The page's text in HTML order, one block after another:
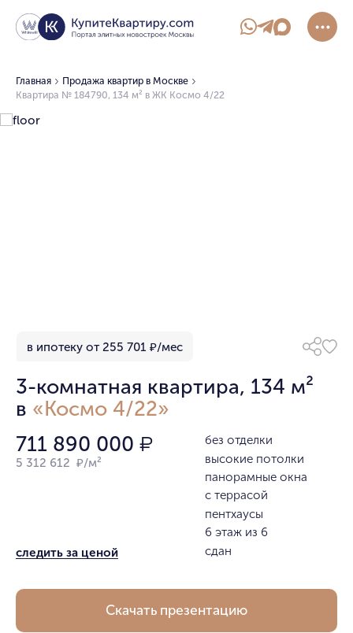
Главная
Продажа квартир в Москве
Квартира № 184790, 134 м² в ЖК Космо 4/22
3-комнатная квартира, 134 м²
в «Космо 4/22»
в ипотеку от 255 701 ₽/мес
711 890 000 ₽
5 312 612 ₽/м²
следить за ценой
без отделки
высокие потолки
панорамные окна
с террасой
пентхаусы
6 этаж из 6
сдан
Скачать презентацию